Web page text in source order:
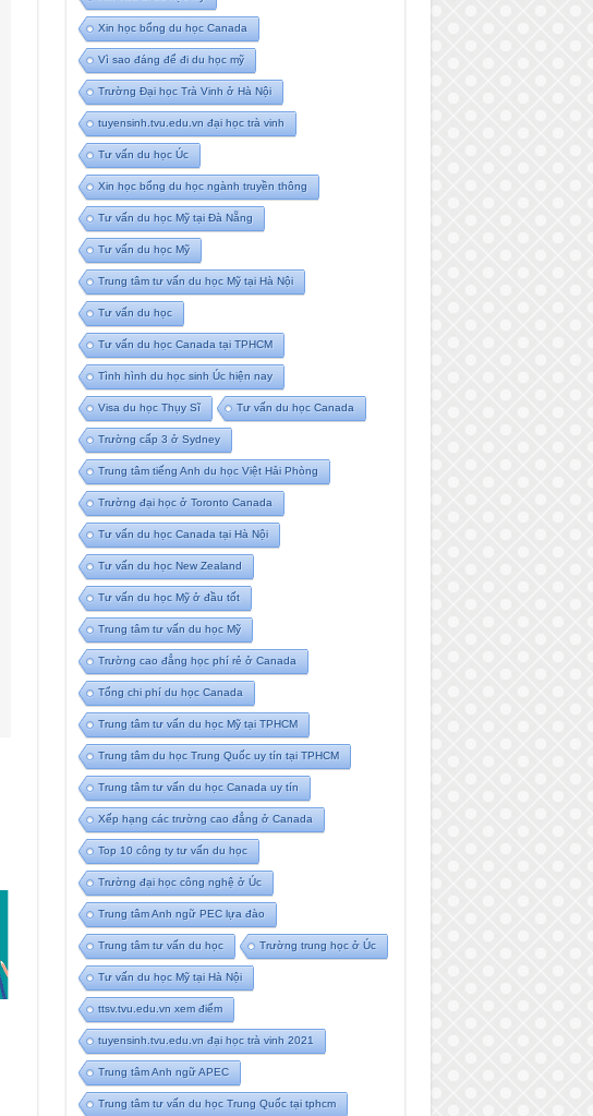
Xin học bổng du học Canada
Vì sao đáng để đi du học mỹ
Trường Đại học Trà Vinh ở Hà Nội
tuyensinh.tvu.edu.vn đại học trà vinh
Tư vấn du học Úc
Xin học bổng du học ngành truyền thông
Tư vấn du học Mỹ tại Đà Nẵng
Tư vấn du học Mỹ
Trung tâm tư vấn du học Mỹ tại Hà Nội
Tư vấn du học
Tư vấn du học Canada tại TPHCM
Tình hình du học sinh Úc hiện nay
Visa du học Thụy Sĩ Tư vấn du học Canada
Trường cấp 3 ở Sydney
Trung tâm tiếng Anh du học Việt Hải Phòng
Trường đại học ở Toronto Canada
Tư vấn du học Canada tại Hà Nội
Tư vấn du học New Zealand
Tư vấn du học Mỹ ở đầu tốt
Trung tâm tư vấn du học Mỹ
Trường cao đẳng học phí rẻ ở Canada
Tổng chi phí du học Canada
Trung tâm tư vấn du học Mỹ tại TPHCM
Trung tâm du học Trung Quốc uy tín tại TPHCM
Trung tâm tư vấn du học Canada uy tín
Xếp hạng các trường cao đẳng ở Canada
Top 10 công ty tư vấn du học
Trường đại học công nghệ ở Úc
Trung tâm Anh ngữ PEC lựa đào
Trung tâm tư vấn du học Trường trung học ở Úc
Tư vấn du học Mỹ tại Hà Nội
ttsv.tvu.edu.vn xem điểm
tuyensinh.tvu.edu.vn đại học trà vinh 2021
Trung tâm Anh ngữ APEC
Trung tâm tư vấn du học Trung Quốc tại tphcm